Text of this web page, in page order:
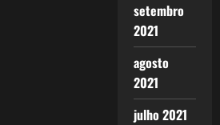
setembro
2021
agosto
2021
julho 2021